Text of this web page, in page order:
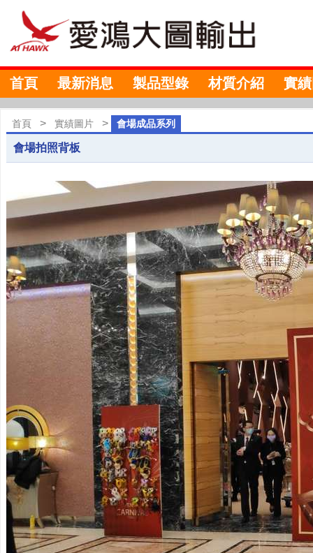
首頁 最新消息 製品型錄 材質介紹 實
首頁 > 實績圖片 > 會場成品系列
會場拍照背板